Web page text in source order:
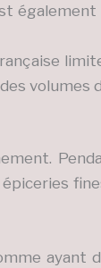
volumes
ayant